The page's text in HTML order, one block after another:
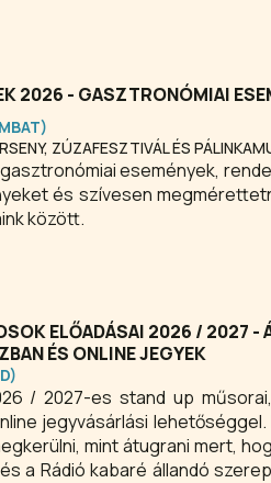
2026 - GASZTRONÓMIAI
ZÚZAFESZTIVÁL ÉS
események,
és szívesen
között.
ELŐADÁSAI 2026 / 2027 -
ÉS ONLINE JEGYEK
/ 2027-es stand up
jegyvásárlási lehetőséggel.
mint átugrani mert,
a Rádió kabaré állandó